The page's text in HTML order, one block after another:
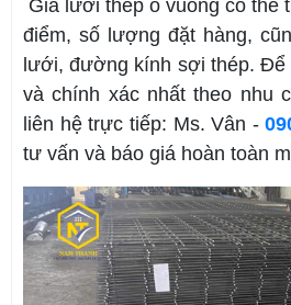
Giá lưới thép ô vuông có thể
điểm, số lượng đặt hàng,
lưới, đường kính sợi thép. Để
và chính xác nhất theo nhu
liên hệ trực tiếp: Ms. Vân -
tư vấn và báo giá hoàn toàn